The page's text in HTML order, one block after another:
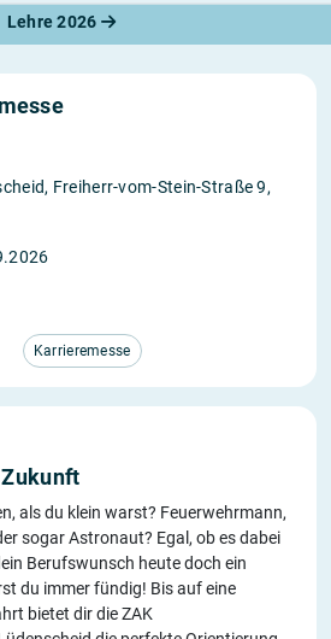
Lehre 2026
Freiherr-vom-Stein-Straße 9,
Karrieremesse
als du klein warst? Feuerwehrmann,
sogar Astronaut? Egal, ob es dabei
Berufswunsch heute doch ein
du immer fündig! Bis auf eine
bietet dir die ZAK